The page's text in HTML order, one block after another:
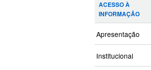
ACESSO À
INFORMAÇÃO
Apresentação
Institucional